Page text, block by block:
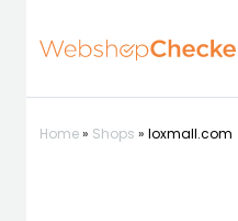
Home» Shops » loxmall.com